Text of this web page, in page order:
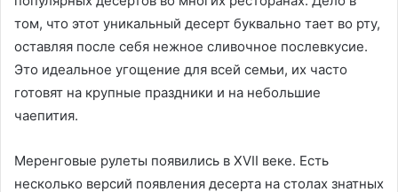
том, что этот уникальный десерт буквально тает во рту,
оставляя после себя нежное сливочное послевкусие.
Это идеальное угощение для всей семьи, их часто
готовят на крупные праздники и на небольшие
чаепития.
Меренговые рулеты появились в XVII веке. Есть
несколько версий появления десерта на столах знатных